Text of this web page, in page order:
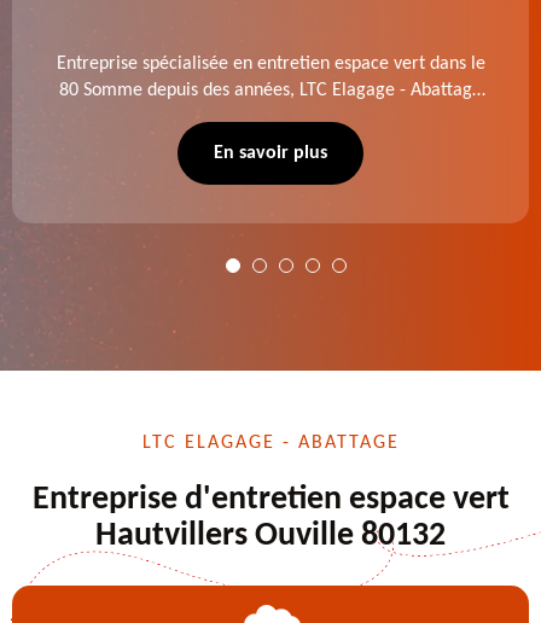
Entreprise spécialisée en entretien espace vert dans le
80 Somme depuis des années, LTC Elagage - Abattage
de dessouchage et autre. Devis offert.
En savoir plus
LTC ELAGAGE - ABATTAGE
Entreprise d'entretien espace vert
Hautvillers Ouville 80132